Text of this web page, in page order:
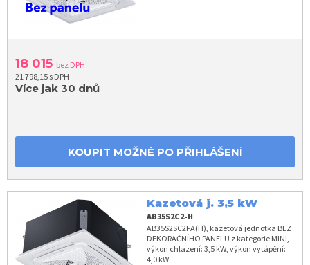
18 015 bez DPH
21 798,15 s DPH
Více jak 30 dnů
KOUPIT MOŽNÉ PO PŘIHLÁŠENÍ
Kazetová j. 3,5 kW
AB35S2C2-H
AB35S2SC2FA(H), kazetová jednotka BEZ
DEKORAČNÍHO PANELU z kategorie MINI,
výkon chlazení: 3,5 kW, výkon vytápění:
4,0 kW